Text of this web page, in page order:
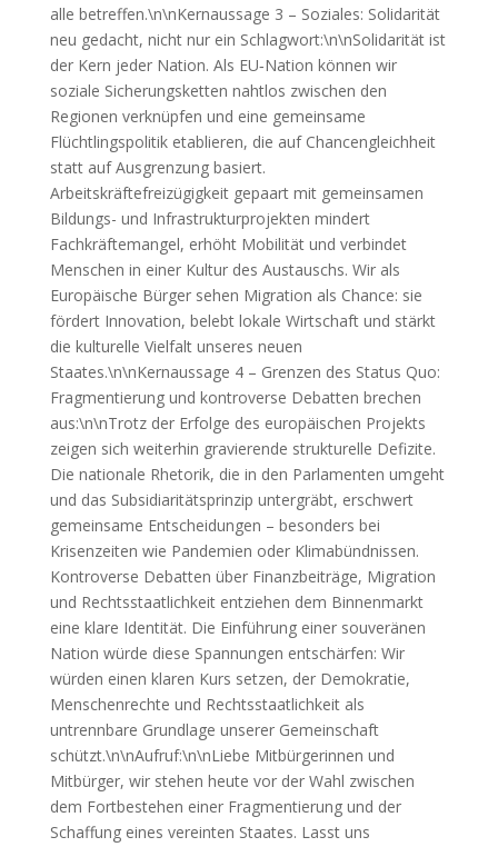
alle betreffen.\n\nKernaussage 3 – Soziales: Solidarität
neu gedacht, nicht nur ein Schlagwort:\n\nSolidarität ist
der Kern jeder Nation. Als EU‑Nation können wir
soziale Sicherungsketten nahtlos zwischen den
Regionen verknüpfen und eine gemeinsame
Flüchtlingspolitik etablieren, die auf Chancengleichheit
statt auf Ausgrenzung basiert.
Arbeitskräftefreizügigkeit gepaart mit gemeinsamen
Bildungs- und Infrastrukturprojekten mindert
Fachkräftemangel, erhöht Mobilität und verbindet
Menschen in einer Kultur des Austauschs. Wir als
Europäische Bürger sehen Migration als Chance: sie
fördert Innovation, belebt lokale Wirtschaft und stärkt
die kulturelle Vielfalt unseres neuen
Staates.\n\nKernaussage 4 – Grenzen des Status Quo:
Fragmentierung und kontroverse Debatten brechen
aus:\n\nTrotz der Erfolge des europäischen Projekts
zeigen sich weiterhin gravierende strukturelle Defizite.
Die nationale Rhetorik, die in den Parlamenten umgeht
und das Subsidiaritätsprinzip untergräbt, erschwert
gemeinsame Entscheidungen – besonders bei
Krisenzeiten wie Pandemien oder Klimabündnissen.
Kontroverse Debatten über Finanzbeiträge, Migration
und Rechtsstaatlichkeit entziehen dem Binnenmarkt
eine klare Identität. Die Einführung einer souveränen
Nation würde diese Spannungen entschärfen: Wir
würden einen klaren Kurs setzen, der Demokratie,
Menschenrechte und Rechtsstaatlichkeit als
untrennbare Grundlage unserer Gemeinschaft
schützt.\n\nAufruf:\n\nLiebe Mitbürgerinnen und
Mitbürger, wir stehen heute vor der Wahl zwischen
dem Fortbestehen einer Fragmentierung und der
Schaffung eines vereinten Staates. Lasst uns